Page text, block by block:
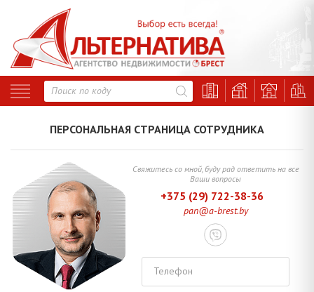
Свяжитесь со мной, буду рад ответить на все
Ваши вопросы
+375 (29) 722-38-36
pan@a-brest.by
Телефон